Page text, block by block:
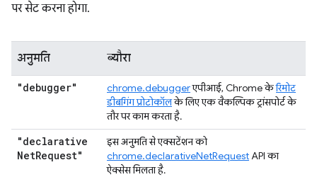
पर सेट करना होगा.
अनुमति ब्यौरा
"debugger" chrome.debuggerएपीआई, Chrome केरिमोट
डीबगिंग प्रोटोकॉलके लिए एक वैकल्पिक ट्रांसपोर्ट के
तौर पर काम करता है.
"declarative
NetRequest"
इस अनुमति से एक्सटेंशन को
chrome.declarativeNetRequestAPI का
ऐक्सेस मिलता है.